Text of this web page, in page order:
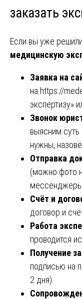
заказать
Если вы уже
медицинскую
Заявка на
на https://
экспертизу»
Звонок
выясним
нужны,
Отправка
(можно фото
мессенджеры.
Счёт и
договор и
Работа
проводится
Получение
подписью на
2 дня).